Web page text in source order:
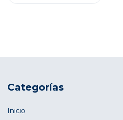
Categorías
Inicio